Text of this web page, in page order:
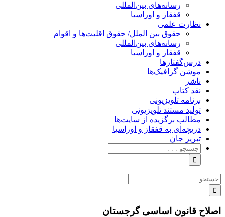
رسانه‌های بین‌المللی
قفقاز و اوراسیا
نظارت علمی
حقوق بین الملل/ حقوق اقلیت‌ها و اقوام
رسانه‌های بین‌المللی
قفقاز و اوراسیا
درس‌گفتارها
موشن گرافیک‌ها
ناشر
نقد کتاب
برنامه‌ تلویزیونی
تولید مستند تلویزیونی
مطالب برگزیده از سایت‌ها
دریچه‌ای به قفقاز و اوراسیا
تبریزِ جان
جستجو
برای:
جستجو
برای:
اصلاح قانون اساسی گرجستان